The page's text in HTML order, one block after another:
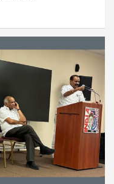
മാറുകയാണ് :